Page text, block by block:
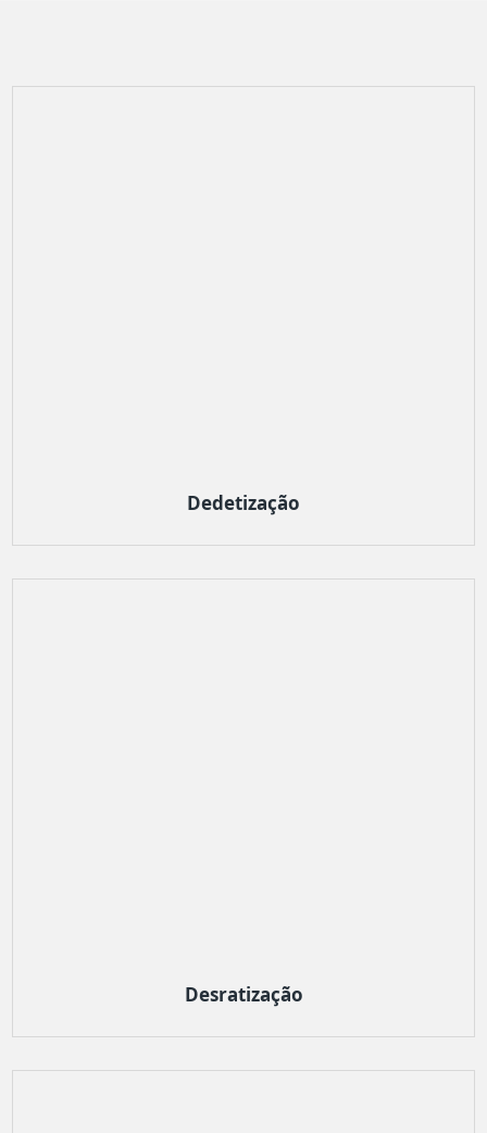
Dedetização
Desratização